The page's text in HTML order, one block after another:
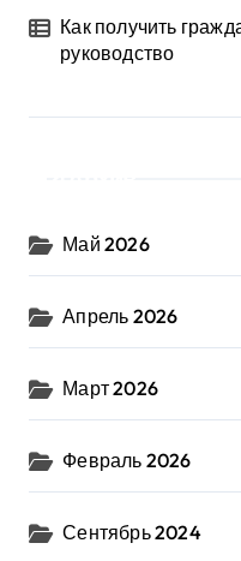
Как получить
руководство
Май 2026
Апрель 2026
Март 2026
Февраль 2026
Сентябрь 2024